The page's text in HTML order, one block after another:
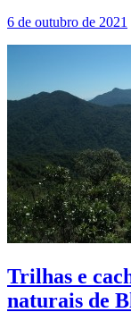
6 de outubro de 2021
Trilhas e
naturais de